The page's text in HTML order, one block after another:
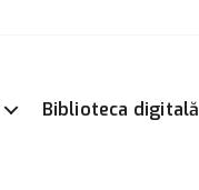
Biblioteca digitală